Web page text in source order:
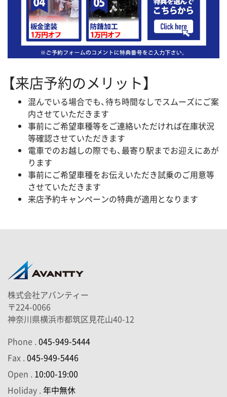
【来店予約のメリット】
混んでいる場合でも、待ち時間なしでスムーズにご案
内させていただきます
事前にご希望車種等をご連絡いただければ在庫状況
等確認させていただきます
電車でのお越しの際でも、最寄り駅までお迎えにあが
ります
事前にご希望車種をお伝えいただき試乗のご用意等
させていただきます
来店予約キャンペーンの特典が適用となります
株式会社アバンティー
〒224-0066
神奈川県横浜市都筑区見花山40-12
Phone .045-949-5444
Fax .045-949-5446
Open . 10:00-19:00
Holiday .年中無休